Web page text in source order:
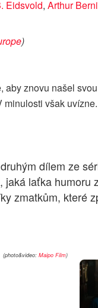
Eidsvold, Arthur
)
aby znovu našel
však
dílem ze
jaká laťka
zmatkům, které
(photo&video: Maipo Film)